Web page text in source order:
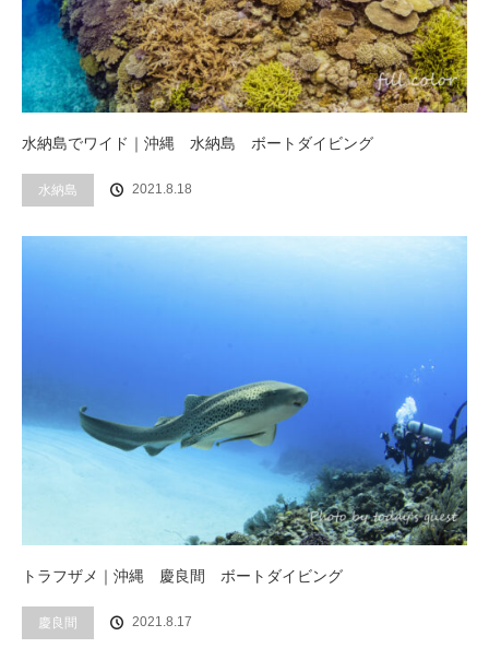
水納島でワイド｜沖縄 水納島 ボートダイビング
水納島 2021.8.18
トラフザメ｜沖縄 慶良間 ボートダイビング
慶良間 2021.8.17